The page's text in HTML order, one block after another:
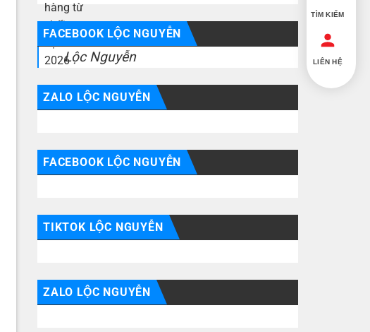
FACEBOOK LỘC NGUYỄN
Lộc Nguyễn
ZALO LỘC NGUYỄN
FACEBOOK LỘC NGUYỄN
TIKTOK LỘC NGUYỄN
ZALO LỘC NGUYỄN
TÌM KIẾM
LIÊN HỆ